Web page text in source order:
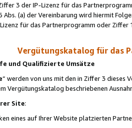
3 der IP-Lizenz für das
Abs. (a) der Vereinbarung wird hiermit
für das Partnerprogramm oder
Vergütungskatalog für das
und Qualifizierte Umsätze
“ werden von uns mit den in Ziffer 3
Vergütungskatalog beschriebenen
Site:
eines auf Ihrer Website platzierten